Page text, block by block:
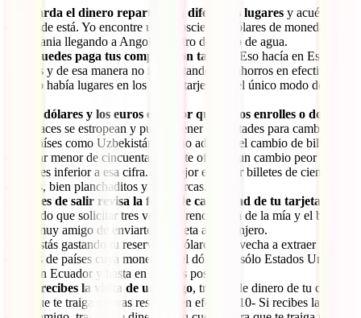
Guarda el dinero repartido en diferentes lugares y acuérdate
de dónde está. Yo encontre unos doscientos dólares de moneda de
Mauritania llegando a Angola, dentro del filtro de agua.
Si puedes paga tus compras con tarjeta
. Eso hacía en Estados
Unidos y de esa manera no iba gastando mis ahorros en efectivo.
Incluso había lugares en los que la tarjeta era el único modo de
Los dólares y los euros es mejor que no los enrolles o dobles
Si lo haces se estropean y puedes tener dificultades para cambiarlos.
Hay países como Uzbekistán que no admiten el cambio de billetes
de dólar menor de cincuenta o que te ofrecen un cambio peor si el
billete es inferior a esa cifra. Lo mejor es llevar billetes de cien
dólares, bien planchaditos y sin marcas.
Antes de salir revisa la fecha de caducidad de tu tarjeta
he tenido que solicitar tres veces la renovación de la mía y el banco
no es muy amigo de enviarte la tarjeta al extranjero.
9- Si estás gastando tu reserva de dólares aprovecha a extraer
dólares de países cuya moneda es el dólar: no sólo Estados Unidos,
también Ecuador y hasta en Perú es posible.
Si recibes la visita de un amigo, trasfiérele dinero de tu cuenta
para que te traiga nuevas reservas en efectivo.10- Si recibes la visita